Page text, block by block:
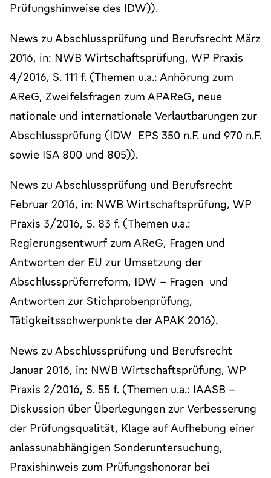
Prüfungshinweise des IDW)).
News zu Abschlussprüfung und Berufsrecht März
2016, in: NWB Wirtschaftsprüfung, WP Praxis
4/2016, S. 111 f. (Themen u.a.: Anhörung zum
AReG, Zweifelsfragen zum APAReG, neue
nationale und internationale Verlautbarungen zur
Abschlussprüfung (IDW EPS 350 n.F. und 970 n.F.
sowie ISA 800 und 805)).
News zu Abschlussprüfung und Berufsrecht
Februar 2016, in: NWB Wirtschaftsprüfung, WP
Praxis 3/2016, S. 83 f. (Themen u.a.:
Regierungsentwurf zum AReG, Fragen und
Antworten der EU zur Umsetzung der
Abschlussprüferreform, IDW – Fragen und
Antworten zur Stichprobenprüfung,
Tätigkeitsschwerpunkte der APAK 2016).
News zu Abschlussprüfung und Berufsrecht
Januar 2016, in: NWB Wirtschaftsprüfung, WP
Praxis 2/2016, S. 55 f. (Themen u.a.: IAASB –
Diskussion über Überlegungen zur Verbesserung
der Prüfungsqualität, Klage auf Aufhebung einer
anlassunabhängigen Sonderuntersuchung,
Praxishinweis zum Prüfungshonorar bei